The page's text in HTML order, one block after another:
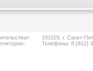
191025, г. Санкт-
Телефоны: 8 (812)